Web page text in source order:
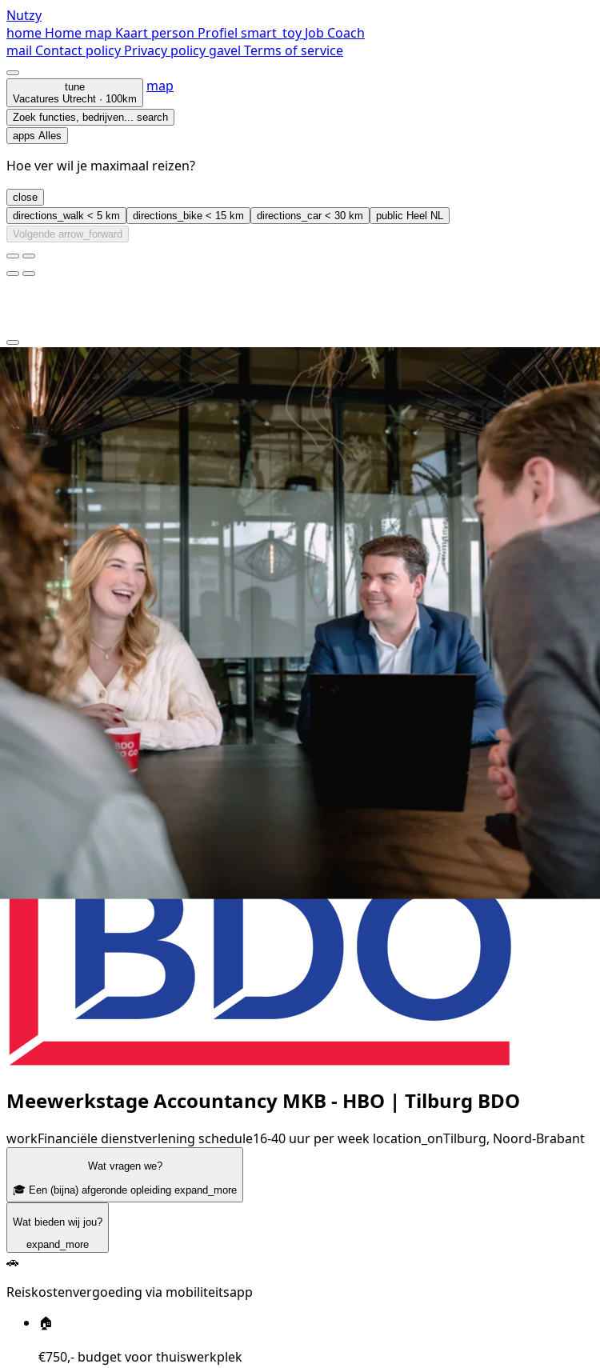
Nutzy
home Home map Kaart person Profiel smart_toy Job Coach
mail Contact policy Privacy policygavel Terms of service
tune
Vacatures Utrecht · 100km
map
Zoek functies, bedrijven... search
apps Alles
Hoe ver wil je maximaal reizen?
close
directions_walk < 5 km directions_bike < 15 km directions_car< 30 km public Heel NL
Volgende arrow_forward
clear
arrow_back_ios_new
favorite
share
Meewerkstage Accountancy MKB - HBO | Tilburg BDO
workFinanciële dienstverlening schedule16-40 uur per week location_onTilburg, Noord-Brabant
Wat vragen we?
🎓 Een (bijna) afgeronde opleiding expand_more
Wat bieden wij jou?
expand_more
🚗
Reiskostenvergoeding via mobiliteitsapp
🏠
€750,- budget voor thuiswerkplek